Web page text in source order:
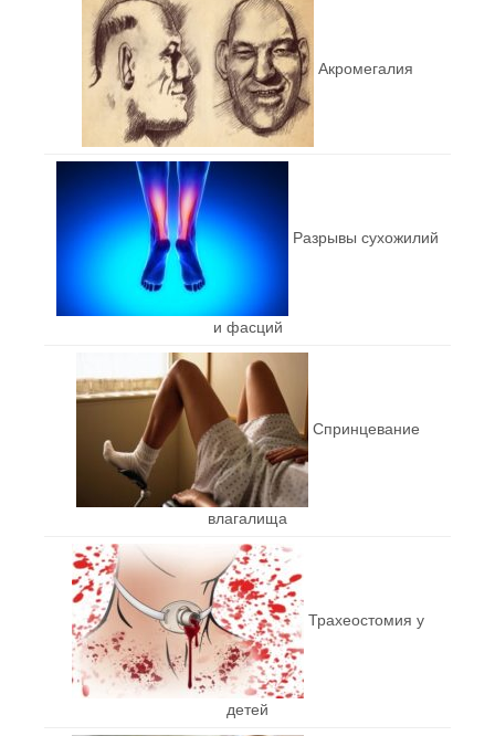
Акромегалия
Разрывы сухожилий
и фасций
Спринцевание
влагалища
Трахеостомия у
детей